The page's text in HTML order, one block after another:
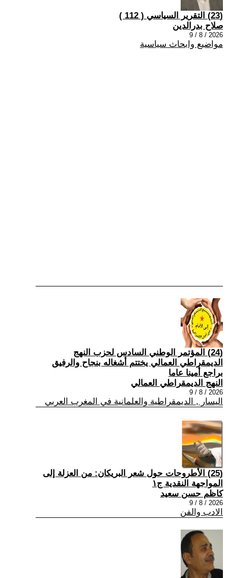
(23) التقرير السياسي ( 112 )
صلاح بدرالدين
2026 / 8 / 9
مواضيع وابحاث سياسية
(24) المؤتمر الوطني السادس لحزب النهج
الديمقراطي العمالي يختتم أشغاله بنجاح والرفيق
براجع أمينا عاما
النهج الديمقراطي العمالي
2026 / 8 / 9
اليسار , الديمقراطية والعلمانية في المغرب العربي
(25) الأطروحات حول شعر البريكان: من العزلة إلى
المواجهة النقدية ج١
كاظم حسن سعيد
2026 / 8 / 9
الادب والفن